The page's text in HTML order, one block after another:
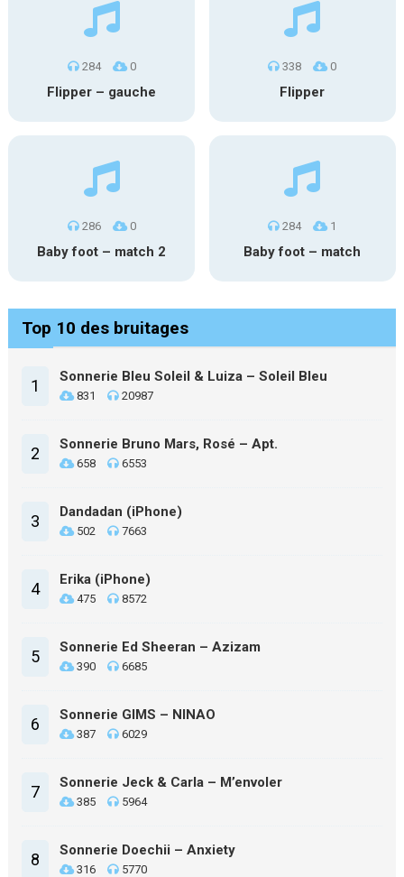
284 0
Flipper – gauche
338 0
Flipper
286 0
Baby foot – match 2
284 1
Baby foot – match
Top 10 des bruitages
1 Sonnerie Bleu Soleil & Luiza – Soleil Bleu
831 20987
2 Sonnerie Bruno Mars, Rosé – Apt.
658 6553
3 Dandadan (iPhone)
502 7663
4 Erika (iPhone)
475 8572
5 Sonnerie Ed Sheeran – Azizam
390 6685
6 Sonnerie GIMS – NINAO
387 6029
7 Sonnerie Jeck & Carla – M’envoler
385 5964
8 Sonnerie Doechii – Anxiety
316 5770